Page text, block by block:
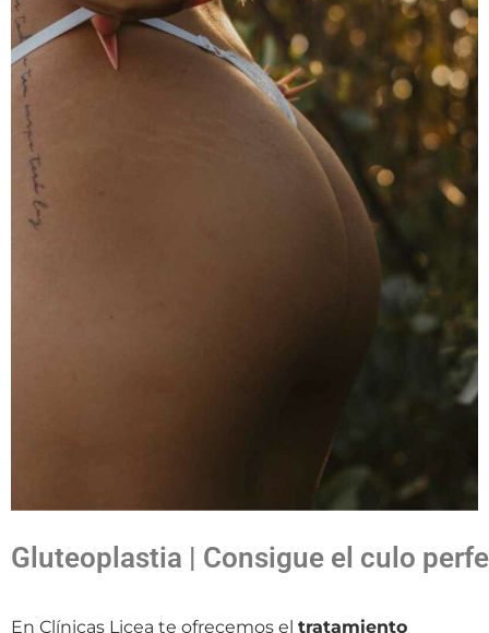
Gluteoplastia | Consigue el culo
En Clínicas Licea te ofrecemos el tratamiento